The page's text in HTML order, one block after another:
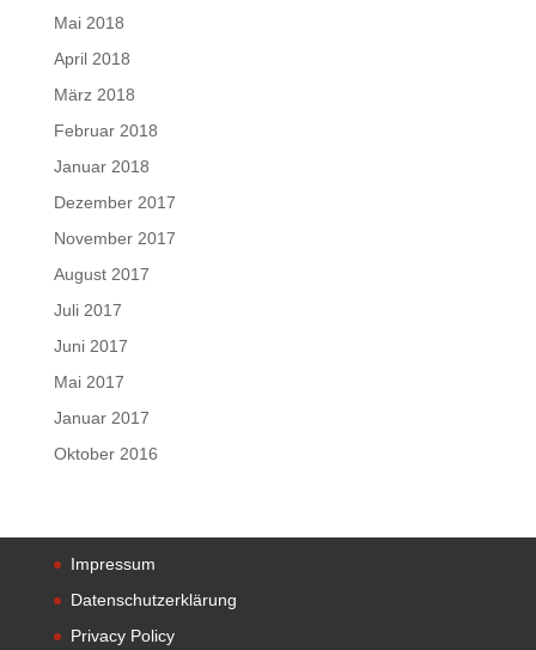
Mai 2018
April 2018
März 2018
Februar 2018
Januar 2018
Dezember 2017
November 2017
August 2017
Juli 2017
Juni 2017
Mai 2017
Januar 2017
Oktober 2016
Impressum
Datenschutzerklärung
Privacy Policy